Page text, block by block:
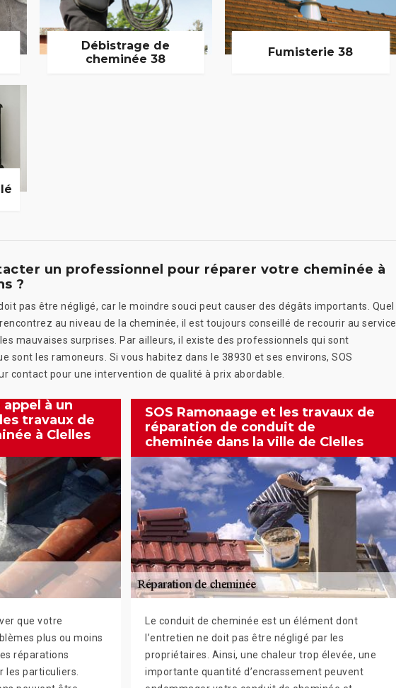
Débistrage de
cheminée 38
Fumisterie 38
un professionnel pour réparer votre cheminée à
?
pas être négligé, car le moindre souci peut causer des dégâts importants. Quel
au niveau de la cheminée, il est toujours conseillé de recourir au service
mauvaises surprises. Par ailleurs, il existe des professionnels qui sont
sont les ramoneurs. Si vous habitez dans le 38930 et ses environs, SOS
contact pour une intervention de qualité à prix abordable.
à un
travaux de
à Clelles
que votre
plus ou moins
réparations
particuliers.
SOS Ramonaage et les travaux de
réparation de conduit de
cheminée dans la ville de Clelles
Le conduit de cheminée est un élément dont
l’entretien ne doit pas être négligé par les
propriétaires. Ainsi, une chaleur trop élevée, une
importante quantité d’encrassement peuvent